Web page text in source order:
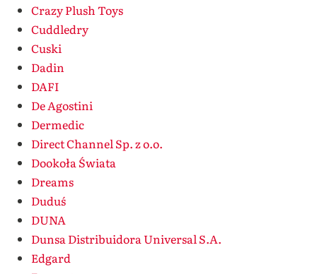
Crazy Plush Toys
Cuddledry
Cuski
Dadin
DAFI
De Agostini
Dermedic
Direct Channel Sp. z o.o.
Dookoła Świata
Dreams
Duduś
DUNA
Dunsa Distribuidora Universal S.A.
Edgard